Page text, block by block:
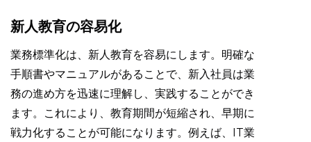
新人教育の容易化
業務標準化は、新人教育を容易にします。明確な
手順書やマニュアルがあることで、新入社員は業
務の進め方を迅速に理解し、実践することができ
ます。これにより、教育期間が短縮され、早期に
戦力化することが可能になります。例えば、IT業